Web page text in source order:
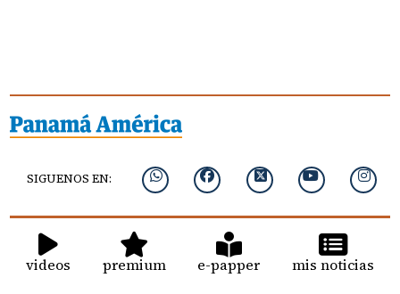
SIGUENOS EN:
videos premium e-papper mis noticias